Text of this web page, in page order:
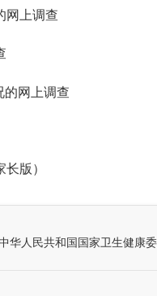
网上调查
的网上调查
版）
华人民共和国国家卫生健康